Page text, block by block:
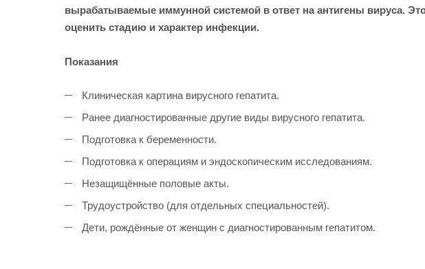
вырабатываемые иммунной системой в ответ на антигены вируса.
оценить стадию и характер инфекции.
Показания
Клиническая картина вирусного гепатита.
Ранее диагностированные другие виды вирусного гепатита.
Подготовка к беременности.
Подготовка к операциям и эндоскопическим исследованиям.
Незащищённые половые акты.
Трудоустройство (для отдельных специальностей).
Дети, рождённые от женщин с диагностированным гепатитом.